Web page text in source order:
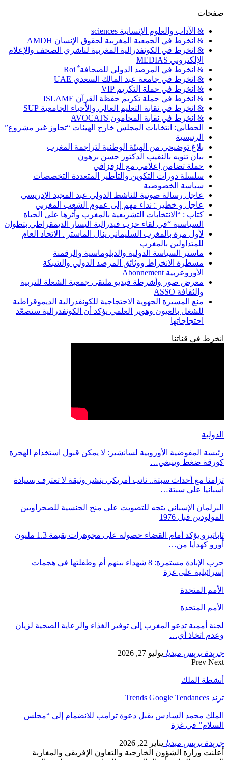
صفحات
& الآداب والعلوم الإنسانية sciences
& انخرط في الجمعية المغربية لحقوق الإنسان AMDH
& انخرط في الكونفدرالية المغربية لناشري الصحف والإعلام
الإلكتروني MEDIAS
& انخرط في المرصد الدولي للصحافة ٌ Roi
& انخرط في جامعة عبد المالك السعدي UAE
& انخرط في حملة التكريم VIP
& انخرط في حملة تكريم حفظة القرآن ISLAME
& انخرط في نقابة التعليم العالي والأحياء الجامعية SUP
& انخرط في نقابة المحامون AVOCATS
الحطابي: انتخابات المجلس خارج الهيئات “تجاوز غير مشروع”
الرئيسية
بلاغ توضيحي من الهيئة الوطنية لتراجمة المغرب
بيان تنويه بالنقيب الدكتور حسن برهون
حملة تضامن إعلامي مع الزفزافي
سلسلة دورات التكوين والتأطير المتعددة التخصصات
سياسة الخصوصية
عاجل رسالة صوتية للناشط الدولي عبد المجيد الإدريسي
عاجل و خطير : نداء مهم إلى عموم الشعب المغربي
كتاب : “الانتخابات التشريعية بالمغرب وأثرها على الحياة
السياسية “في لقاء حزب فيدرالية اليسار الديمقراطي بتطوان
لأول مرة بالمغرب السليماني ينال الماستر . الاتحاد العام
للمتداولين بالمغرب
ماستر السياسة الدولية والدبلوماسية والرقمنة
مسطرة الانخراط ووثائق المرصد الدولي والشبكة
الأوروعربية Abonnement
معرض صور وأشرطة فيديو ملتقى جمعية الشعلة للتربية
والثقافة ASSO
منع المسيرة الجهوية الاحتجاجية للكونفدرالية الديموقراطية
للشغل بالعيون وهوير العلمي يؤكد أن الكونفدرالية ستصعّد
احتجاجاتها
انخرط في قناتنا
الدولية
رئيسة المفوضية الأوروبية لسانشيز: لا يمكن قبول استخدام الهجرة
كورقة ضغط وينبغي…
تزامنا مع أحداث سبتة.. نائب أمريكي ينشر وثيقة لا تعترف بسيادة
اسبانيا على سبتة…
البرلمان الإسباني يتجه للتصويت على منح الجنسية للصحراويين
المولودين قبل 1976
ثاباتيرو يؤكد أمام القضاء حصوله على مجوهرات بقيمة 1.3 مليون
أورو كهدايا من…
حرب الإبادة مستمرة: 8 شهداء بينهم أم وطفلتها في هجمات
إسرائيلية على غزة
الأمم المتحدة
الأمم المتحدة
لجنة أممية تدعو المغرب إلى توفير الغذاء والرعاية الصحية لزيان
وعدم اتخاذ أي…
جريدة بريس ميديا يوليو 27, 2026
Prev Next
أنشطة الملك
ترند Trends Google Tendances
الملك محمد السادس يقبل دعوة ترامب للانضمام إلى “مجلس
السلام” في غزة
جريدة بريس ميديا يناير 22, 2026
أعلنت وزارة الشؤون الخارجية والتعاون الإفريقي والمغاربة